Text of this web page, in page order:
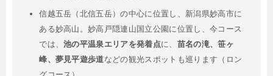
信越五岳（北信五岳）の中心に位置し、新潟県妙高市に
ある妙高山。妙高戸隠連山国立公園に位置し、今コース
では、池の平温泉エリアを発着点に、 苗名の滝、笹ヶ
峰、夢見平遊歩道などの観光スポットも巡ります（ロン